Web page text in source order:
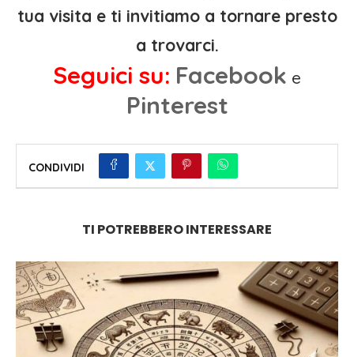
tua visita e ti invitiamo a tornare presto
a trovarci.
Seguici su: Facebook e
Pinterest
CONDIVIDI
TI POTREBBERO INTERESSARE